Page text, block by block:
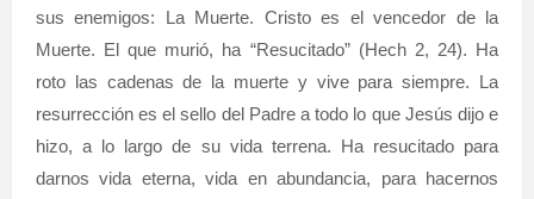
sus enemigos: La Muerte. Cristo es el vencedor de la
Muerte. El que murió, ha “Resucitado” (Hech 2, 24). Ha
roto las cadenas de la muerte y vive para siempre. La
resurrección es el sello del Padre a todo lo que Jesús dijo e
hizo, a lo largo de su vida terrena. Ha resucitado para
darnos vida eterna, vida en abundancia, para hacernos